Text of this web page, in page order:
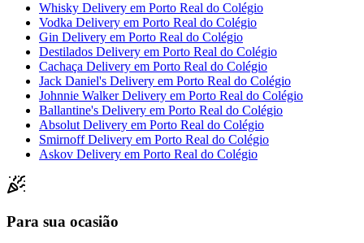
Whisky Delivery em Porto Real do Colégio
Vodka Delivery em Porto Real do Colégio
Gin Delivery em Porto Real do Colégio
Destilados Delivery em Porto Real do Colégio
Cachaça Delivery em Porto Real do Colégio
Jack Daniel's Delivery em Porto Real do Colégio
Johnnie Walker Delivery em Porto Real do Colégio
Ballantine's Delivery em Porto Real do Colégio
Absolut Delivery em Porto Real do Colégio
Smirnoff Delivery em Porto Real do Colégio
Askov Delivery em Porto Real do Colégio
Para sua ocasião